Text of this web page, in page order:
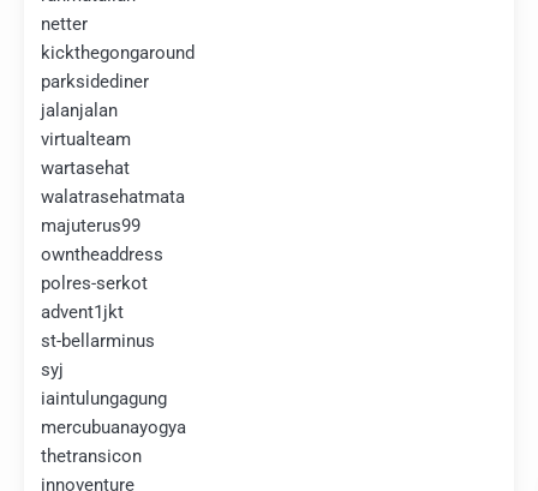
netter
kickthegongaround
parksidediner
jalanjalan
virtualteam
wartasehat
walatrasehatmata
majuterus99
owntheaddress
polres-serkot
advent1jkt
st-bellarminus
syj
iaintulungagung
mercubuanayogya
thetransicon
innoventure